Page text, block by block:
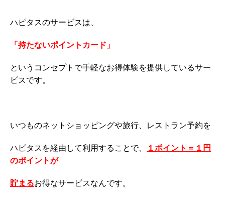
ハピタスのサービスは、
「持たないポイントカード」
というコンセプトで手軽なお得体験を提供しているサー
ビスです。
いつものネットショッピングや旅行、レストラン予約を
ハピタスを経由して利用することで、
１ポイント＝１円
のポイントが
貯まるお得なサービスなんです。